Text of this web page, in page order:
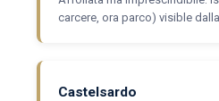
carcere, ora parco) visible
Castelsardo